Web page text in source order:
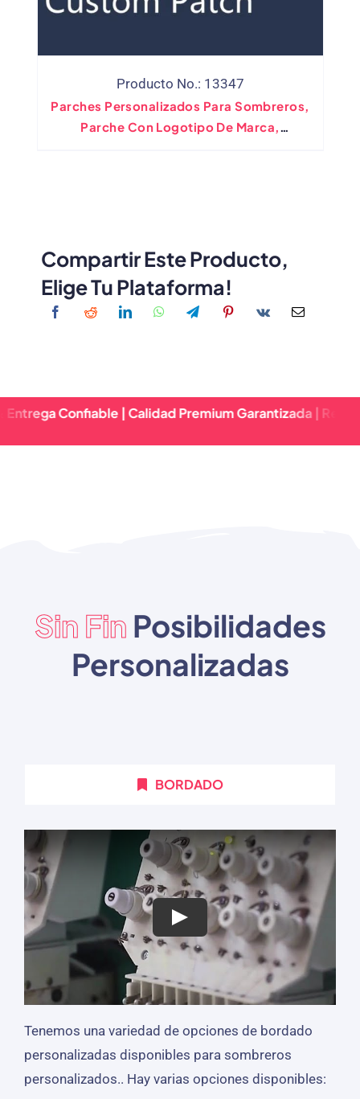
Producto No.: 13347
Parches Personalizados Para Sombreros,
Parche Con Logotipo De Marca,
Compartir Este Producto,
Elige Tu Plataforma!
| Calidad Premium Garantizada | Respuesta
Sin Fin Posibilidades
Personalizadas
BORDADO
Tenemos una variedad de opciones de bordado
personalizadas disponibles para sombreros
personalizados.. Hay varias opciones disponibles: